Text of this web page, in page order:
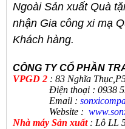
Ngoài Sản xuất Quà
nhận Gia công xi mạ
Khách hàng.
CÔNG TY CỔ PHẦN
VPGD 2 : 83 Nghĩa
Điện thoại : 0938
Email :
Website :
Nhà máy Sản xuất : Lô LL